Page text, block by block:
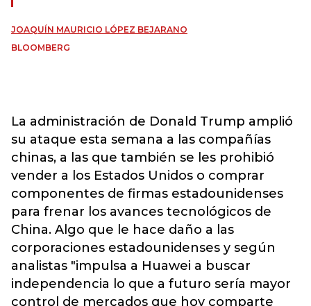
JOAQUÍN MAURICIO LÓPEZ BEJARANO
BLOOMBERG
La administración de Donald Trump amplió
su ataque esta semana a las compañías
chinas, a las que también se les prohibió
vender a los Estados Unidos o comprar
componentes de firmas estadounidenses
para frenar los avances tecnológicos de
China. Algo que le hace daño a las
corporaciones estadounidenses y según
analistas "impulsa a Huawei a buscar
independencia lo que a futuro sería mayor
control de mercados que hoy comparte